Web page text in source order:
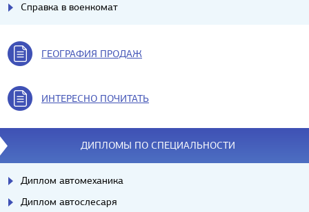
Справка в военкомат
ГЕОГРАФИЯ ПРОДАЖ
ИНТЕРЕСНО ПОЧИТАТЬ
ДИПЛОМЫ ПО СПЕЦИАЛЬНОСТИ
Диплом автомеханика
Диплом автослесаря